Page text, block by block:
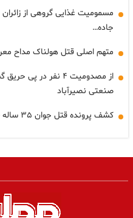
مسمومیت غذایی گروهی از
جاده…
متهم اصلی قتل هولناک مداح
از مصدومیت ۴ نفر
صنعتی نصیرآباد
کشف پرونده قتل جوان ۳۵ ساله سروآبادی